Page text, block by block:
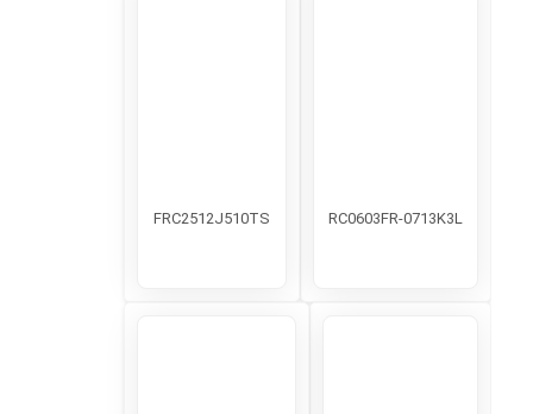
RC0603FR-0713K3L
FRC2512J510TS